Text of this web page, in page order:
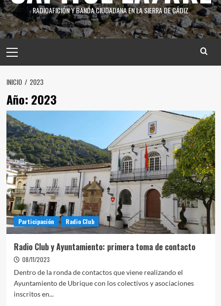
RADIOAFICIÓN Y BANDA CIUDADANA EN LA SIERRA DE CÁDIZ
INICIO 2023
Año: 2023
Participación Radio Club
Radio Club y Ayuntamiento: primera toma de contacto
08/11/2023
Dentro de la ronda de contactos que viene realizando el
Ayuntamiento de Ubrique con los colectivos y asociaciones
inscritos en...